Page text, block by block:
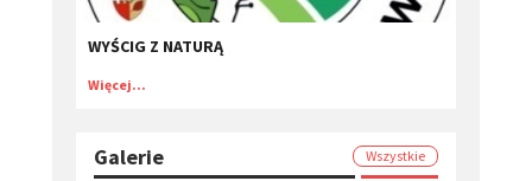
WYŚCIG Z NATURĄ
Więcej...
Galerie Wszystkie